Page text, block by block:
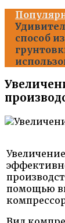
способ
Увеличение
помощью